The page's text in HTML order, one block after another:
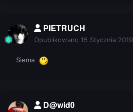
PIETRUCH
Opublikowano 15 Stycznia 2019
Siema
D@wid0